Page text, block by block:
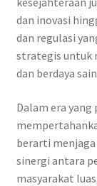
dan inovasi
dan regulasi
strategis untuk
dan berdaya
Dalam era
berarti menjaga
sinergi antara
masyarakat